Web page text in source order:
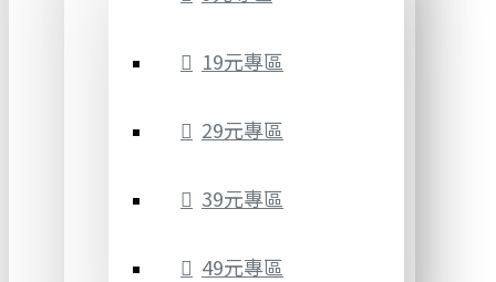
19元專區
29元專區
39元專區
49元專區